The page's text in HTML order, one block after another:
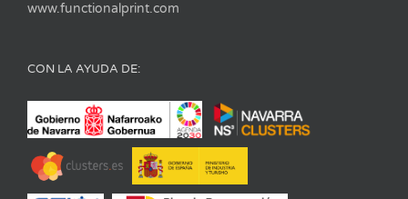
www.functionalprint.com
CON LA AYUDA DE: